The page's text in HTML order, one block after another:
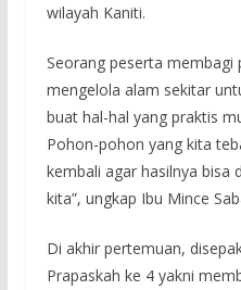
wilayah Kaniti.
Seorang peserta membagi
mengelola alam sekitar
buat hal-hal yang praktis
Pohon-pohon yang kita
kembali agar hasilnya bisa
kita”, ungkap Ibu Mince
Di akhir pertemuan,
Prapaskah ke 4 yakni